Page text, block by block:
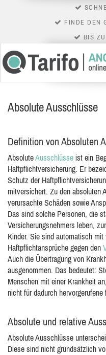
FINDE DEN
BIS
Absolute Ausschlüsse
Definition von Absoluten
AbsoluteAusschlüsse ist ein
Haftpflichtversicherung. Er
Schutz der
mitversichert. Zu den absoluten
verursachte Schäden sowie
Das sind solche Personen, die
Versicherungsnehmers leben,
Kinder. Sie sind automatisch
Haftpflichtansprüche gegen den
Auch die Übertragung von
ausgenommen. Das bedeutet:
Menschen mit einer Krankheit
nicht für dadurch
Absolute und relative
Absolute Ausschlüsse
Diese sind nicht grundsätzlich